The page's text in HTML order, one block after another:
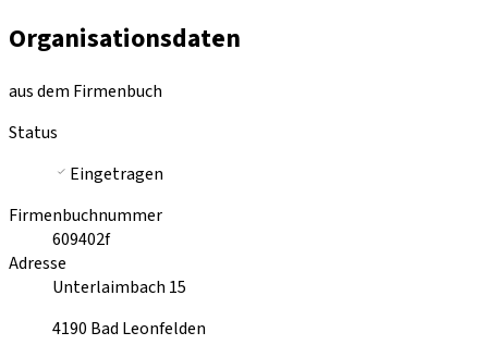
Organisationsdaten
aus dem Firmenbuch
Status
Eingetragen
Firmenbuchnummer
609402f
Adresse
Unterlaimbach 15
4190 Bad Leonfelden